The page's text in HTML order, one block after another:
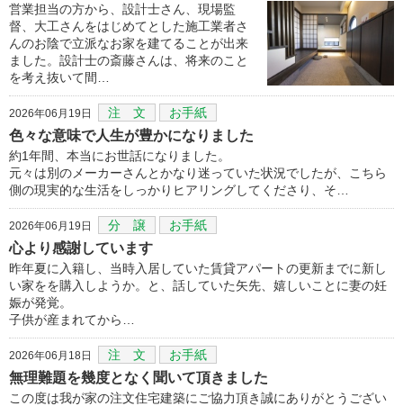
営業担当の方から、設計士さん、現場監
督、大工さんをはじめてとした施工業者さ
んのお陰で立派なお家を建てることが出来
ました。設計士の斎藤さんは、将来のこと
を考え抜いて間…
2026年06月19日 注 文 お手紙
色々な意味で人生が豊かになりました
約1年間、本当にお世話になりました。
元々は別のメーカーさんとかなり迷っていた状況でしたが、こちら
側の現実的な生活をしっかりヒアリングしてくださり、そ…
2026年06月19日 分 譲 お手紙
心より感謝しています
昨年夏に入籍し、当時入居していた賃貸アパートの更新までに新し
い家をを購入しようか。と、話していた矢先、嬉しいことに妻の妊
娠が発覚。
子供が産まれてから…
2026年06月18日 注 文 お手紙
無理難題を幾度となく聞いて頂きました
この度は我が家の注文住宅建築にご協力頂き誠にありがとうござい